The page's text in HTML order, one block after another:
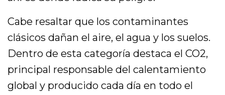
Cabe resaltar que los contaminantes
clásicos dañan el aire, el agua y los suelos.
Dentro de esta categoría destaca el CO2,
principal responsable del calentamiento
global y producido cada día en todo el